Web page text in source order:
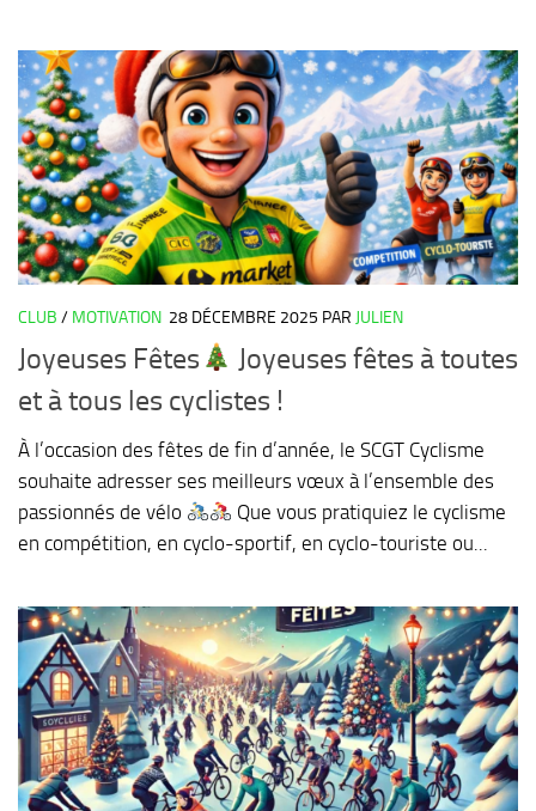
CLUB / MOTIVATION 28 DÉCEMBRE 2025 PAR JULIEN
Joyeuses Fêtes
Joyeuses fêtes à toutes
et à tous les cyclistes !
À l’occasion des fêtes de fin d’année, le SCGT Cyclisme
souhaite adresser ses meilleurs vœux à l’ensemble des
passionnés de vélo
Que vous pratiquiez le cyclisme
en compétition, en cyclo-sportif, en cyclo-touriste ou...